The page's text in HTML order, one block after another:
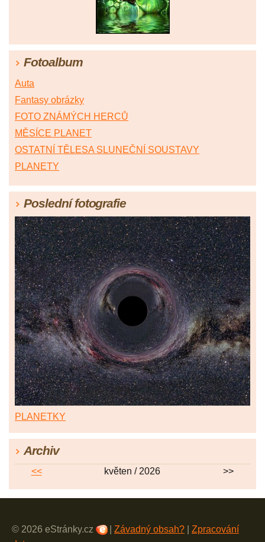
Fotoalbum
Auta
Fantasy obrázky
FOTO ZNÁMÝCH HERCŮ
MĚSÍCE PLANET
OSTATNÍ TĚLESA SLUNEČNÍ SOUSTAVY
PLANETY
Poslední fotografie
PLANETKY
Archiv
<< květen / 2026 >>
© 2026 eStránky.cz Závadný obsah?
Zpracování